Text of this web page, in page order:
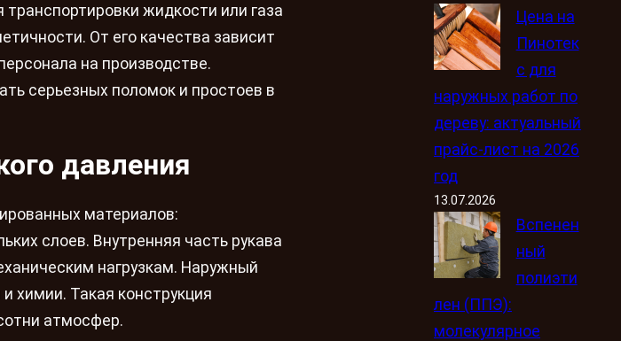
жидкости или газа
От его качества зависит
на производстве.
серьезных поломок и простоев в
давления
материалов:
слоев. Внутренняя часть рукава
нагрузкам. Наружный
химии. Такая конструкция
атмосфер.
Цена на
Пинотек
с для
наружных работ по
дереву: актуальный
прайс-лист на 2026
год
13.07.2026
Вспенен
ный
полиэти
лен (ППЭ):
молекулярное